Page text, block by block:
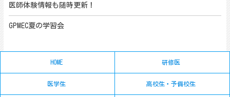
医師体験情報も随時更新！
GPMEC夏の学習会
HOME 研修医
医学生 高校生・予備校生